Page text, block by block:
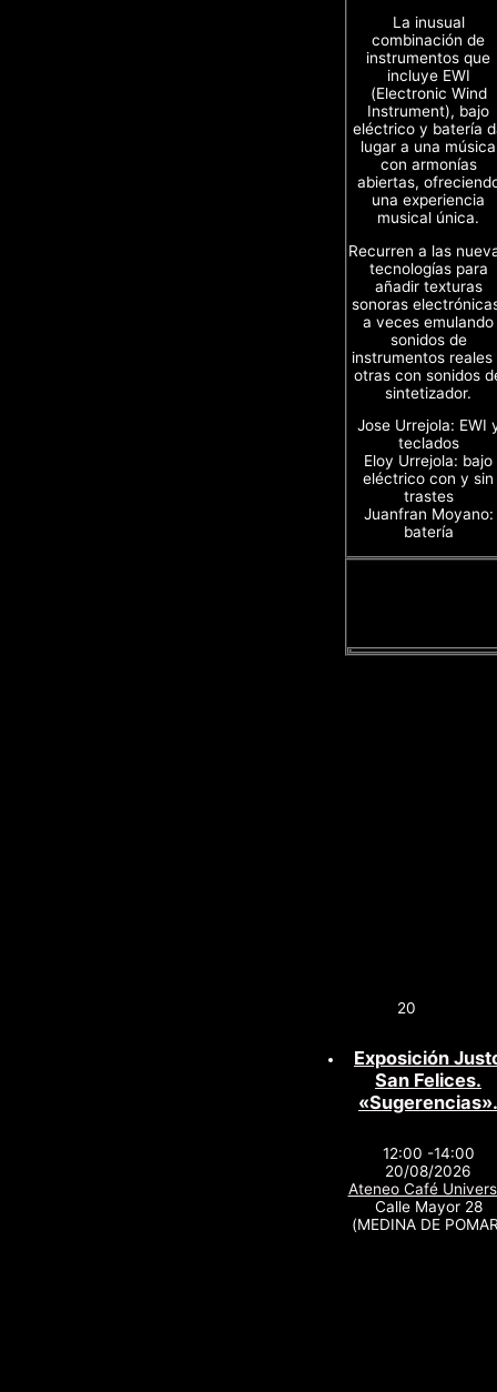
La inusual
combinación de
instrumentos que
incluye EWI
(Electronic Wind
Instrument), bajo
eléctrico y batería
lugar a una música
con armonías
abiertas,
una experiencia
musical única.
Recurren a las
tecnologías para
añadir texturas
sonoras
a veces emulando
sonidos de
instrumentos reales
otras con sonidos
sintetizador.
Jose Urrejola: EWI
teclados
Eloy Urrejola: bajo
eléctrico con y sin
trastes
Juanfran Moyano:
batería
20
Exposición
San Felices.
«Sugerencias».
12:00 -14:00
20/08/2026
Ateneo Café
Calle Mayor 28
(MEDINA DE